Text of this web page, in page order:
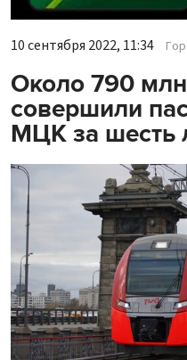
10 сентября 2022, 11:34
Около 790
совершили
МЦК за шесть